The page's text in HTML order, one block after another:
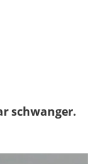
schwanger.